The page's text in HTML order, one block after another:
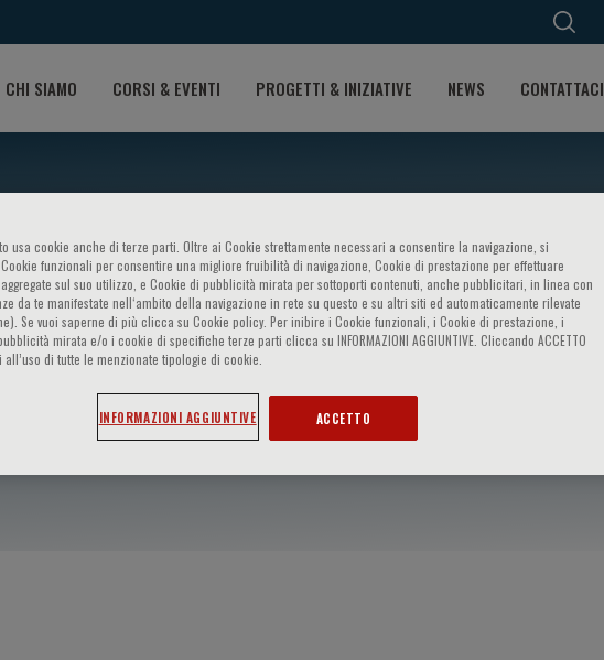
CHI SIAMO CORSI & EVENTI PROGETTI & INIZIATIVE NEWS CONTATTACI
usa cookie anche di terze parti. Oltre ai Cookie strettamente necessari a consentire la navigazione, si
funzionali per consentire una migliore fruibilità di navigazione, Cookie di prestazione per effettuare
sul suo utilizzo, e Cookie di pubblicità mirata per sottoporti contenuti, anche pubblicitari, in linea con
da te manifestate nell‘ambito della navigazione in rete su questo e su altri siti ed automaticamente rilevate
Se vuoi saperne di più clicca su Cookie policy. Per inibire i Cookie funzionali, i Cookie di prestazione, i
mirata e/o i cookie di specifiche terze parti clicca su INFORMAZIONI AGGIUNTIVE. Cliccando ACCETTO
all’uso di tutte le menzionate tipologie di cookie.
INFORMAZIONI AGGIUNTIVE ACCETTO